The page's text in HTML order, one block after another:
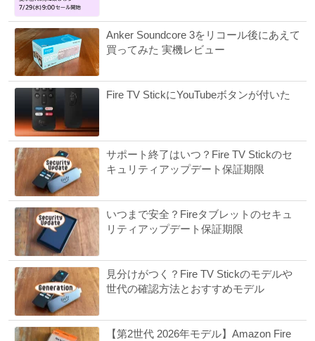
Anker Soundcore 3をリコール後にあえて
買ってみた 実機レビュー
Fire TV StickにYouTubeボタンが付いた
サポート終了はいつ？Fire TV Stickのセ
キュリティアップデート保証期限
いつまで安全？Fireタブレットのセキュ
リティアップデート保証期限
見分けがつく？Fire TV Stickのモデルや
世代の確認方法とおすすめモデル
【第2世代 2026年モデル】Amazon Fire